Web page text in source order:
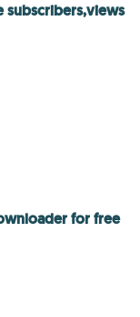
subscribers,views
for free